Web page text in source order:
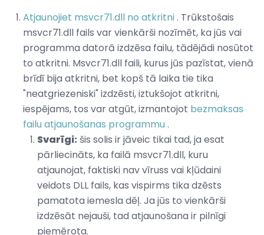
Atjaunojiet msvcr71.dll no atkritni. Trūkstošais
msvcr71.dll fails var vienkārši nozīmēt, ka jūs vai
programma datorā izdzēsa failu, tādējādi nosūtot
to atkritni. Msvcr71.dll faili, kurus jūs pazīstat, vienā
brīdī bija atkritni, bet kopš tā laika tie tika
"neatgriezeniski" izdzēsti, iztukšojot atkritni,
iespējams, tos var atgūt, izmantojot bezmaksas
failu atjaunošanas programmu.
Svarīgi: šis solis ir jāveic tikai tad, ja esat
pārliecināts, ka failā msvcr71.dll, kuru
atjaunojat, faktiski nav vīruss vai kļūdaini
veidots DLL fails, kas vispirms tika dzēsts
pamatota iemesla dēļ. Ja jūs to vienkārši
izdzēsāt nejauši, tad atjaunošana ir pilnīgi
piemērota.